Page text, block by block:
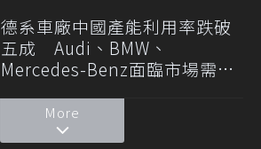
德系車廠中國產能利用率跌破
五成 Audi、BMW、
Mercedes-Benz面臨市場需求
More